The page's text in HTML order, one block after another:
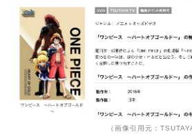
（画像引用元：